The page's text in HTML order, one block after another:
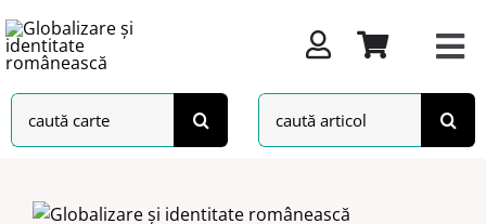
to
content
Search
for:
Search
for: